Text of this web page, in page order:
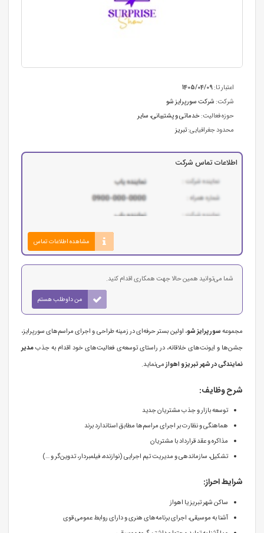
اعتبار تا:1405/04/09
شرکت: شرکت سورپرایز شو
حوزه فعالیت:خدماتی و پشتیبانی، سایر
محدود جغرافیایی:تبريز
اطلاعات تماس شرکت
مشاهده اطلاعات تماس
شما می‌توانید همین حالا جهت همکاری اقدام کنید.
من داوطلب هستم
مجموعهسورپرایز شو، اولین بستر حرفه‌ای در زمینه طراحی و اجرای مراسم‌های سورپرایز،
جشن‌ها و ایونت‌های خلاقانه، در راستای توسعه‌ی فعالیت‌های خود اقدام به جذبمدیر
نمایندگی در شهر تبریزو اهوازمی‌نماید.
شرح وظایف:
توسعه بازار و جذب مشتریان جدید
هماهنگی و نظارت بر اجرای مراسم‌ها مطابق استاندارد برند
مذاکره و عقد قرارداد با مشتریان
تشکیل، سازماندهی و مدیریت تیم اجرایی (نوازنده، فیلمبردار، تدوین‌گر و …)
شرایط احراز:
ساکن شهر تبریز یا اهواز
آشنا به موسیقی، اجرای برنامه‌های هنری و دارای روابط عمومی قوی